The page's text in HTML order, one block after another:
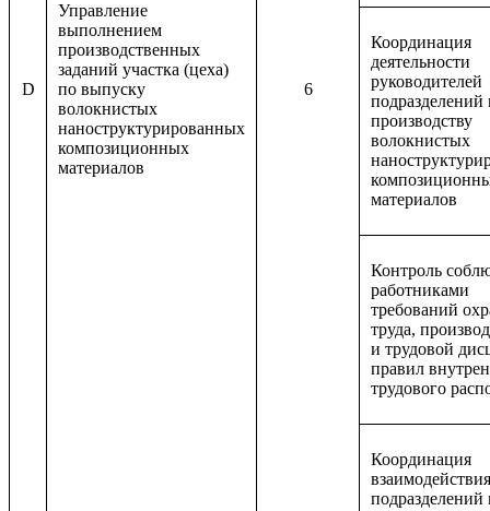
D
Управление
выполнением
производственных
заданий участка (цеха)
по выпуску
волокнистых
наноструктурированных
композиционных
материалов
6
Координация
деятельности
руководителей
подразделений
производству
волокнистых
материалов
Контроль
работниками
требований
труда,
и трудовой
правил
трудового
Координация
взаимодействия
подразделений